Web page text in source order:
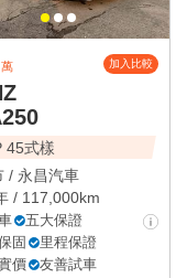
萬 加入比較
45式樣
/ 永昌汽車
/ 117,000km
五大保證
固
里程保證
價
友善試車